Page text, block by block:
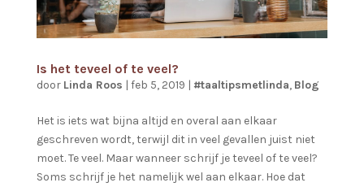
Is het teveel of te veel?
door Linda Roos | feb 5, 2019 | #taaltipsmetlinda, Blog
Het is iets wat bijna altijd en overal aan elkaar
geschreven wordt, terwijl dit in veel gevallen juist niet
moet. Te veel. Maar wanneer schrijf je teveel of te veel?
Soms schrijf je het namelijk wel aan elkaar. Hoe dat